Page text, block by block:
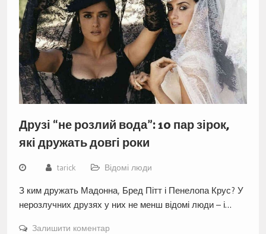
Друзі “не розлий вода”: 10 пар зірок,
які дружать довгі роки
tarick Відомі люди
З ким дружать Мадонна, Бред Пітт і Пенелопа Крус? У
нерозлучних друзях у них не менш відомі люди – і…
Залишити коментар